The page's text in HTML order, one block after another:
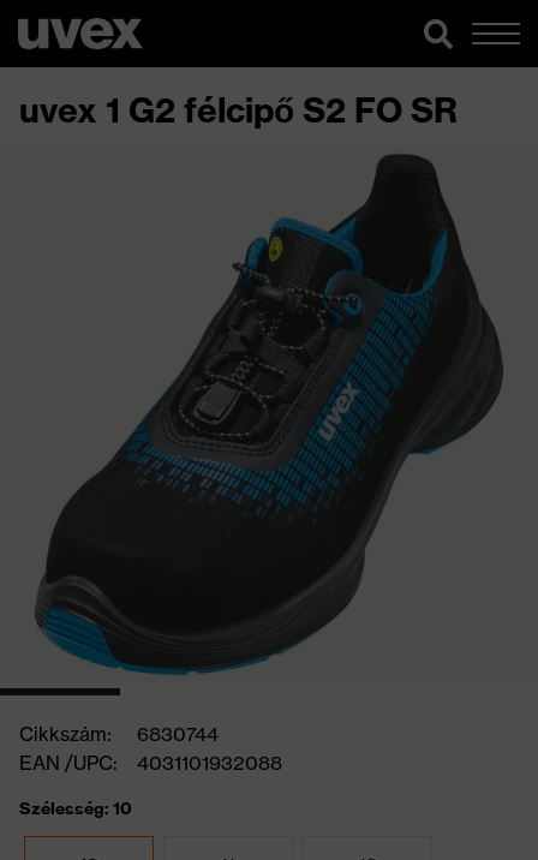
uvex 1 G2 félcipő S2 FO SR
Cikkszám:
6830744
EAN /UPC:
4031101932088
Szélesség: 10